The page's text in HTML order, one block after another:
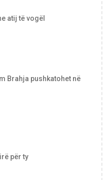
atij të vogël
Brahja pushkatohet në
për ty